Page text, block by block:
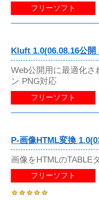
フリーソフト
Kluft 1.0(06.08.16公開
Web公開用に最適化さ
ン PNG対応
フリーソフト
P-画像HTML変換
画像をHTMLのTABLE
フリーソフト